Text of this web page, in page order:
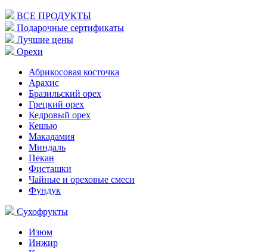
ВСЕ ПРОДУКТЫ
Подарочные сертификаты
Лучшие цены
Орехи
Абрикосовая косточка
Арахис
Бразильский орех
Грецкий орех
Кедровый орех
Кешью
Макадамия
Миндаль
Пекан
Фисташки
Чайные и ореховые смеси
Фундук
Сухофрукты
Изюм
Инжир